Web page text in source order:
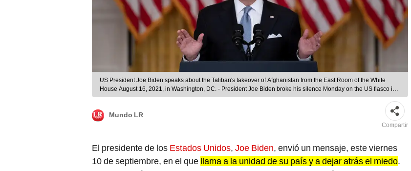
US President Joe Biden speaks about the Taliban's takeover of Afghanistan from the East Room of the White
House August 16, 2021, in Washington, DC. - President Joe Biden broke his silence Monday on the US fiasco in
Afghanistan with his address to the nation from the White House, as a lightning Taliban victory sent the
Mundo LR
Compartir
El presidente de los Estados Unidos, Joe Biden, envió un mensaje, este viernes
10 de septiembre, en el que llama a la unidad de su país y a dejar atrás el miedo.